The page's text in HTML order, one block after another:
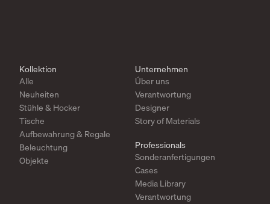
Kollektion
Alle
Neuheiten
Stühle & Hocker
Tische
Aufbewahrung & Regale
Beleuchtung
Objekte
Unternehmen
Über uns
Verantwortung
Designer
Story of Materials
Professionals
Sonderanfertigungen
Cases
Media Library
Verantwortung